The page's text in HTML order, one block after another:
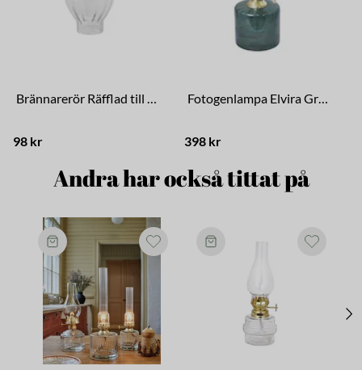
Brännarerör Räfflad till Fotogenlampa
98 kr
Fotogenlampa Elvira Grön Stor
398 kr
Andra har också tittat på